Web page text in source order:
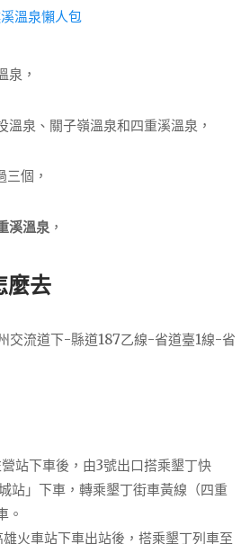
溫泉懶人包
泉，
溫泉、關子嶺溫泉和四重溪溫泉，
個，
溪溫泉 ，
麼去
交流道下-縣道187乙線-省道臺1線-省
站下車後，由3號出口搭乘墾丁快
站」下車，轉乘墾丁街車黃線（四重
。
火車站下車出站後，搭乘墾丁列車至